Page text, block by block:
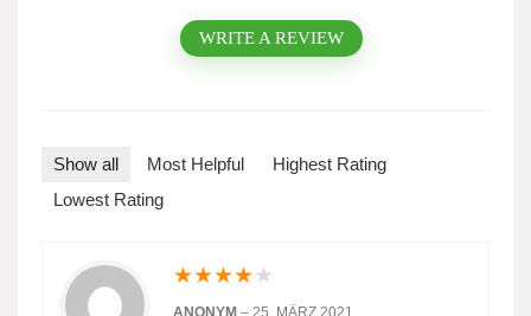
WRITE A REVIEW
Show all Most Helpful
Highest Rating
Lowest Rating
★★★★★
ANONYM – 25. MÄRZ 2021